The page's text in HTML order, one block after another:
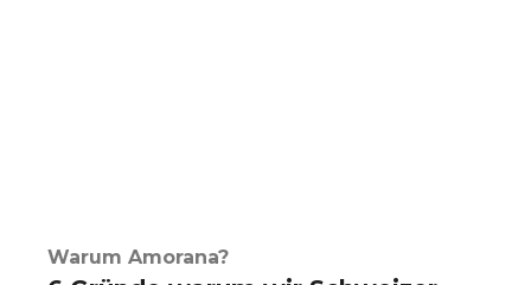
Warum Amorana?